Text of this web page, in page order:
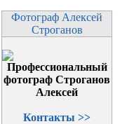
Фотограф Алексей
Строганов
Контакты >>